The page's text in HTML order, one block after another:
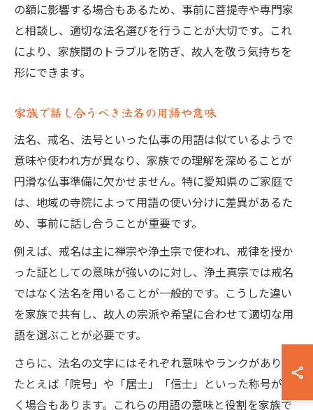
の額に影響する場合もあるため、事前に菩提寺や専門家
と相談し、適切な法名選びを行うことが大切です。これ
により、家族間のトラブルを防ぎ、故人を敬う気持ちを
形にできます。
家族で話し合うべき法名の用語や意味
法名、戒名、法号といった仏事の用語は似ているようで
意味や使われ方が異なり、家族での理解を深めることが
円滑な仏事準備に欠かせません。特に愛知県のご家庭で
は、地域の寺院によって用語の使い分けに差異があるた
め、事前に話し合うことが重要です。
例えば、戒名は主に禅宗や浄土宗で使われ、戒律を授か
った証としての意味が強いのに対し、浄土真宗では戒名
ではなく法名を用いることが一般的です。こうした違い
を家族で共有し、故人の宗派や希望に合わせて適切な用
語を選ぶことが必要です。
さらに、法名の文字にはそれぞれ意味やランクがあり、
たとえば「院号」や「居士」「信士」といった称号が付
く場合もあります。これらの用語の意味と役割を家族で